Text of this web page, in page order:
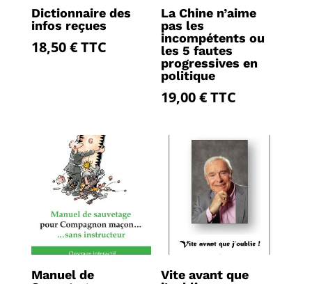
Dictionnaire des
infos reçues
18,50€TTC
La Chine n’aime
pas les
incompétents ou
les 5 fautes
progressives en
politique
19,00€TTC
Manuel de
Vite avant que